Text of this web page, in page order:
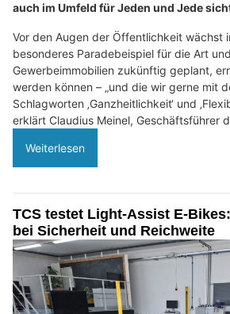
auch im Umfeld für Jeden und Jede
Vor den Augen der Öffentlichkeit wächst
besonderes Paradebeispiel für die Art
Gewerbeimmobilien zukünftig geplant,
werden können – „und die wir gerne mit
Schlagworten ‚Ganzheitlichkeit‘ und
erklärt Claudius Meinel, Geschäftsführer
Weiterlesen
TCS testet Light-Assist E-
bei Sicherheit und Reichweite